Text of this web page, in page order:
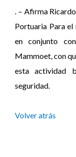
. – Afirma
Portuaria Para
en conjunto
Mammoet, con
esta actividad
seguridad.
Volver atrás